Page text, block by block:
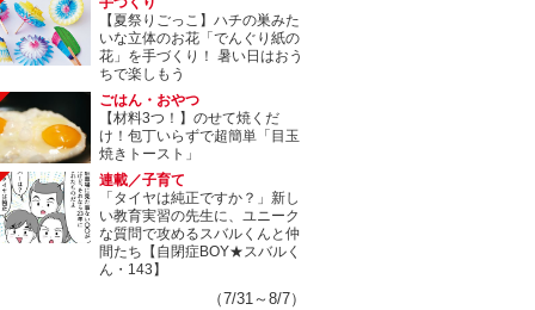
【夏祭りごっこ】ハチの巣みた
いな立体のお花「でんぐり紙の
花」を手づくり！ 暑い日はおう
ちで楽しもう
ごはん・おやつ
【材料3つ！】のせて焼くだ
け！包丁いらずで超簡単「目玉
焼きトースト」
連載／子育て
「タイヤは純正ですか？」新し
い教育実習の先生に、ユニーク
な質問で攻めるスバルくんと仲
間たち【自閉症BOY★スバルく
ん・143】
（7/31～8/7）